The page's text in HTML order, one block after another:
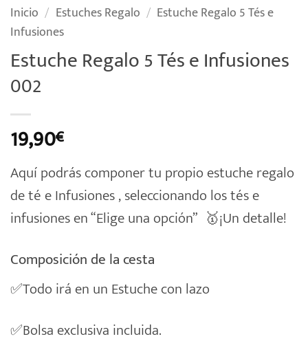
Inicio / Estuches Regalo / Estuche Regalo 5 Tés e
Infusiones
Estuche Regalo 5 Tés e Infusiones
002
19,90€
Aquí podrás componer tu propio estuche regalo
de té e Infusiones , seleccionando los tés e
infusiones en “Elige una opción” 🥇¡Un detalle!
Composición de la cesta
✅Todo irá en un Estuche con lazo
✅Bolsa exclusiva incluida.